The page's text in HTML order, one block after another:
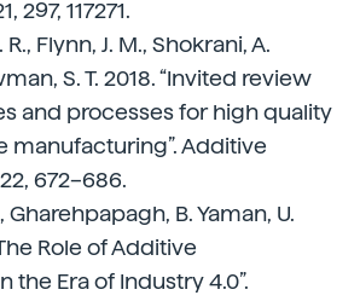
297, 117271.
Flynn, J. M., Shokrani, A.
S. T. 2018. “Invited review
and processes for high quality
manufacturing”. Additive
672–686.
Gharehpapagh, B. Yaman, U.
Role of Additive
the Era of Industry 4.0”.